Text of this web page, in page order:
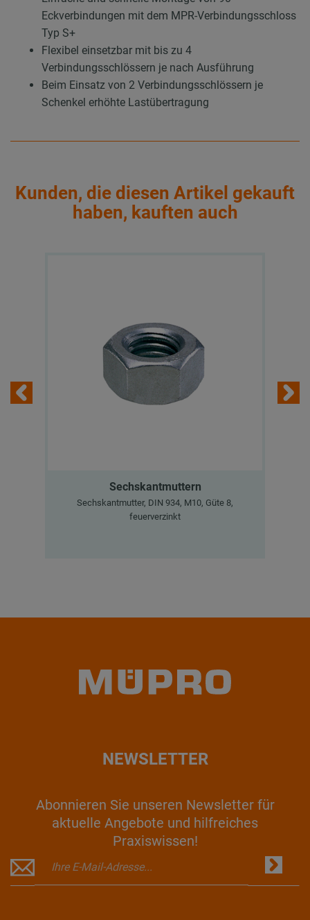
Eckverbindungen mit dem MPR-Verbindungsschloss
Typ S+
Flexibel einsetzbar mit bis zu 4
Verbindungsschlössern je nach Ausführung
Beim Einsatz von 2 Verbindungsschlössern je
Schenkel erhöhte Lastübertragung
Kunden, die diesen Artikel gekauft
haben, kauften auch
Sechskantmuttern
Sechskantmutter, DIN 934, M10, Güte 8,
feuerverzinkt
NEWSLETTER
Abonnieren Sie unseren Newsletter für
aktuelle Angebote und hilfreiches
Praxiswissen!